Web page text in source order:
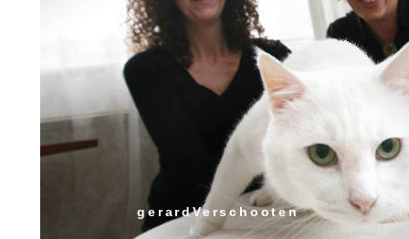
gerardVerschooten